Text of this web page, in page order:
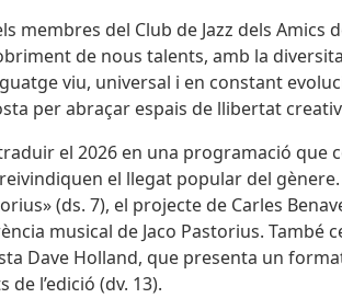
membres del Club de Jazz dels Amics
de nous talents, amb la
viu, universal i en constant
per abraçar espais de llibertat
el 2026 en una programació que
el llegat popular del
(ds. 7), el projecte de Carles
musical de Jaco Pastorius. També
Dave Holland, que presenta un
l’edició (dv. 13).